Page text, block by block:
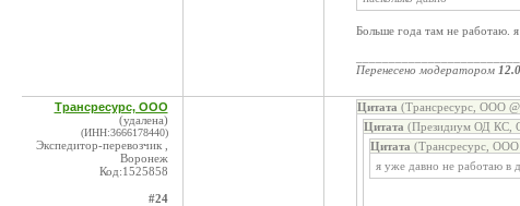
Больше года там не работаю.
Перенесено модератором
Трансресурс, ООО
(удалена)
(ИНН:3666178440)
Экспедитор-перевозчик ,
Воронеж
Код:1525858
#24
Цитата (Трансресурс, ООО
Цитата (Президиум ОД КС,
Цитата (Трансресурс,
я уже давно не работаю в